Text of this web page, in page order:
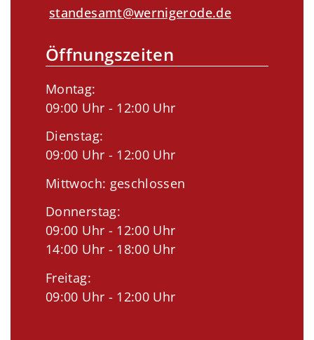
standesamt@wernigerode.de
Öffnungszeiten
Montag:
09:00 Uhr - 12:00 Uhr
Dienstag:
09:00 Uhr - 12:00 Uhr
Mittwoch: geschlossen
Donnerstag:
09:00 Uhr - 12:00 Uhr
14:00 Uhr - 18:00 Uhr
Freitag:
09:00 Uhr - 12:00 Uhr